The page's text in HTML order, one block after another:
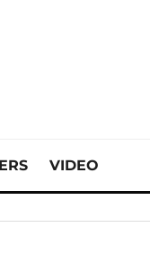
VIDEO